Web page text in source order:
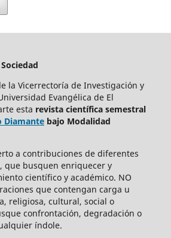
la Vicerrectoría de Investigación y
Evangélica de El
esta revista científica semestral
Diamantebajo Modalidad
a contribuciones de diferentes
que busquen enriquecer y
científico y académico. NO
que contengan carga u
religiosa, cultural, social o
confrontación, degradación o
índole.